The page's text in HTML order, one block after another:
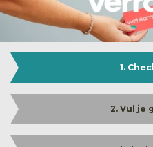
1.
2. Vul je